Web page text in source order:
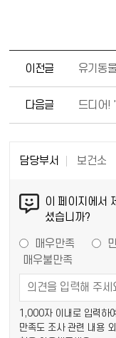
이전글 유기동
다음글
담당부서 보건소
이 페이지에서
셨습니까?
매우만족
매우불만족
1,000자 이내로 입력하
만족도 조사 관련 내용